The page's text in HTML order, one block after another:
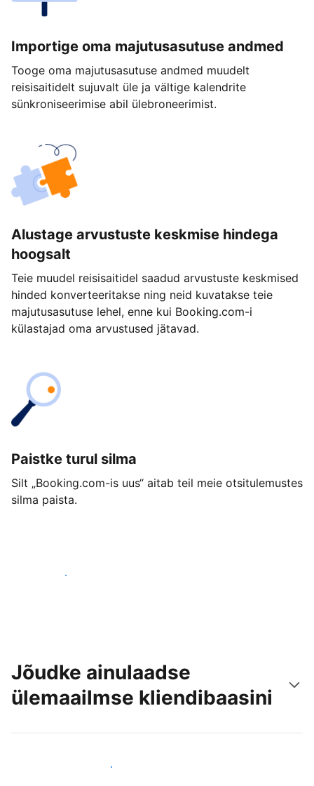
Importige oma majutusasutuse andmed
Tooge oma majutusasutuse andmed muudelt
reisisaitidelt sujuvalt üle ja vältige kalendrite
sünkroniseerimise abil ülebroneerimist.
Alustage arvustuste keskmise hindega
hoogsalt
Teie muudel reisisaitidel saadud arvustuste keskmised
hinded konverteeritakse ning neid kuvatakse teie
majutusasutuse lehel, enne kui Booking.com-i
külastajad oma arvustused jätavad.
Paistke turul silma
Silt „Booking.com-is uus“ aitab teil meie otsitulemustes
silma paista.
Alusta juba täna
Jõudke ainulaadse
ülemaailmse kliendibaasini
Jõua juba täna uute külastajateni